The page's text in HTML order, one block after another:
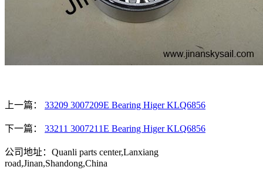
上一篇： 33209 3007209E Bearing Higer KLQ6856
下一篇： 33211 3007211E Bearing Higer KLQ6856
公司地址：Quanli parts center,Lanxiang
road,Jinan,Shandong,China